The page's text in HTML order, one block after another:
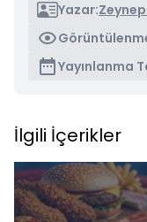
Yazar:Zeynep
Yayınlanma
İlgili İçerikler